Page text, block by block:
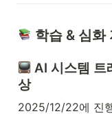
학습 & 심화
AI 시스템 트
상
2025/12/22에 진